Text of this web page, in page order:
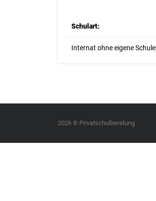
Schulart:
Internat ohne eigene Schule
2026 © Privatschulberatung